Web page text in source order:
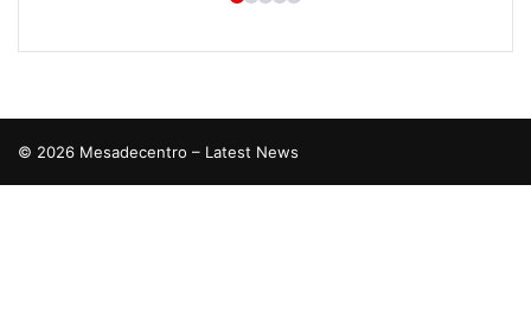
© 2026 Mesadecentro – Latest News